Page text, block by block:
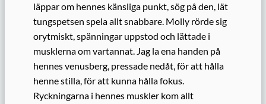
läppar om hennes känsliga punkt, sög på den, lät
tungspetsen spela allt snabbare. Molly rörde sig
orytmiskt, spänningar uppstod och lättade i
musklerna om vartannat. Jag la ena handen på
hennes venusberg, pressade nedåt, för att hålla
henne stilla, för att kunna hålla fokus.
Ryckningarna i hennes muskler kom allt